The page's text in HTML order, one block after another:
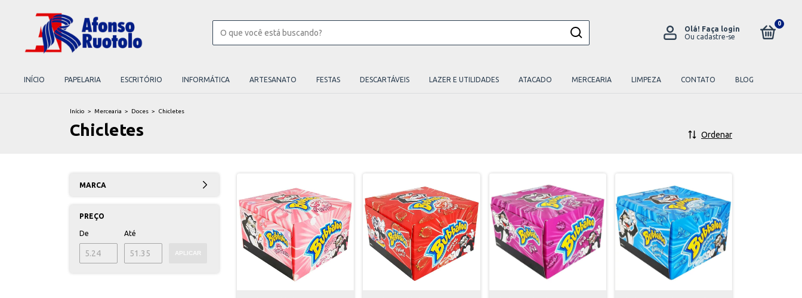
Olá! Faça login
Ou cadastre-se
0
INÍCIO PAPELARIA ESCRITÓRIO INFORMÁTICA ARTESANATO FESTAS DESCARTÁVEIS LAZER E UTILIDADES ATACADO MERCEARIA LIMPEZA CONTATO BLOG
Início > Mercearia > Doces > Chicletes
Chicletes Ordenar
MARCA
PREÇO
De Até
APLICAR